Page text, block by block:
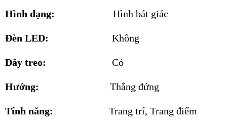
Hình dạng: Hình bát giác
Đèn LED: Không
Dây treo: Có
Hướng: Thẳng đứng
Tính năng: Trang trí, Trang điểm